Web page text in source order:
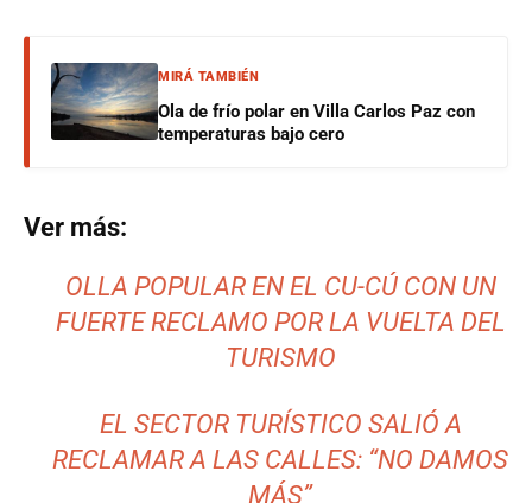
MIRÁ TAMBIÉN
Ola de frío polar en Villa Carlos Paz con
temperaturas bajo cero
Ver más:
OLLA POPULAR EN EL CU-CÚ CON UN
FUERTE RECLAMO POR LA VUELTA DEL
TURISMO
EL SECTOR TURÍSTICO SALIÓ A
RECLAMAR A LAS CALLES: “NO DAMOS
MÁS”